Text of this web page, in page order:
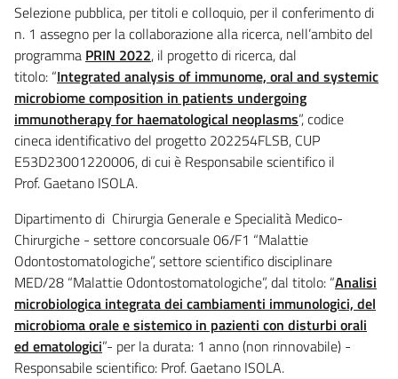
Selezione pubblica, per titoli e colloquio, per il conferimento di
n. 1 assegno per la collaborazione alla ricerca, nell’ambito del
programma PRIN 2022, il progetto di ricerca, dal
titolo: “Integrated analysis of immunome, oral and systemic
microbiome composition in patients undergoing
immunotherapy for haematological neoplasms”, codice
cineca identificativo del progetto 202254FLSB, CUP
E53D23001220006, di cui è Responsabile scientifico il
Prof. Gaetano ISOLA.
Dipartimento di Chirurgia Generale e Specialità Medico-
Chirurgiche - settore concorsuale 06/F1 “Malattie
Odontostomatologiche”, settore scientifico disciplinare
MED/28 “Malattie Odontostomatologiche”, dal titolo: “Analisi
microbiologica integrata dei cambiamenti immunologici, del
microbioma orale e sistemico in pazienti con disturbi orali
ed ematologici”- per la durata: 1 anno (non rinnovabile) -
Responsabile scientifico: Prof. Gaetano ISOLA.